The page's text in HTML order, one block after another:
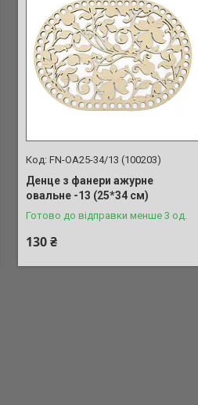
FN-OA25-34/13 (100203)
Денце з фанери ажурне
овальне -13 (25*34 см)
Готово до відправки менше 3 од.
130 ₴